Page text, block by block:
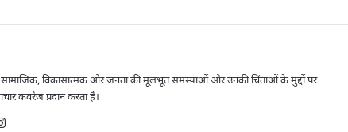
विकासात्मक और जनता की मूलभूत समस्याओं और उनकी चिंताओं के मुद्दों पर
कवरेज प्रदान करता है।